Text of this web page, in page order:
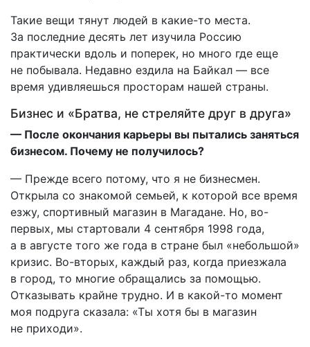
Такие вещи тянут людей в какие-то места.
За последние десять лет изучила Россию
практически вдоль и поперек, но много где еще
не побывала. Недавно ездила на Байкал — все
время удивляешься просторам нашей страны.
Бизнес и «Братва, не стреляйте друг в друга»
— После окончания карьеры вы пытались заняться
бизнесом. Почему не получилось?
— Прежде всего потому, что я не бизнесмен.
Открыла со знакомой семьей, к которой все время
езжу, спортивный магазин в Магадане. Но, во-
первых, мы стартовали 4 сентября 1998 года,
а в августе того же года в стране был «небольшой»
кризис. Во-вторых, каждый раз, когда приезжала
в город, то многие обращались за помощью.
Отказывать крайне трудно. И в какой-то момент
моя подруга сказала: «Ты хотя бы в магазин
не приходи».